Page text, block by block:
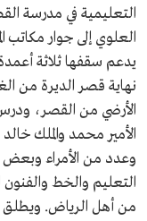
التعليمية في مدرسة
العلوي إلى جوار مكاتب
يدعم سقفها ثلاثة
نهاية قصر الديرة من
الأرضي من القصر، ودرس
الأمير محمد والملك
وعدد من الأمراء وبعض
التعليم والخط
من أهل الرياض. ويطلق